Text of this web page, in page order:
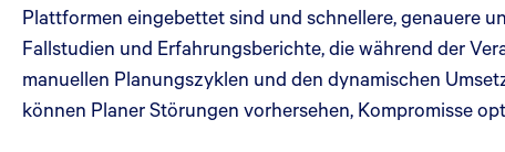
Plattformen eingebettet sind und schnellere, genauere
Fallstudien und Erfahrungsberichte, die während der
manuellen Planungszyklen und den dynamischen
können Planer Störungen vorhersehen, Kompromisse